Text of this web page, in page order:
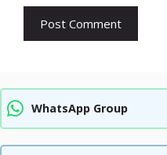
WhatsApp Group